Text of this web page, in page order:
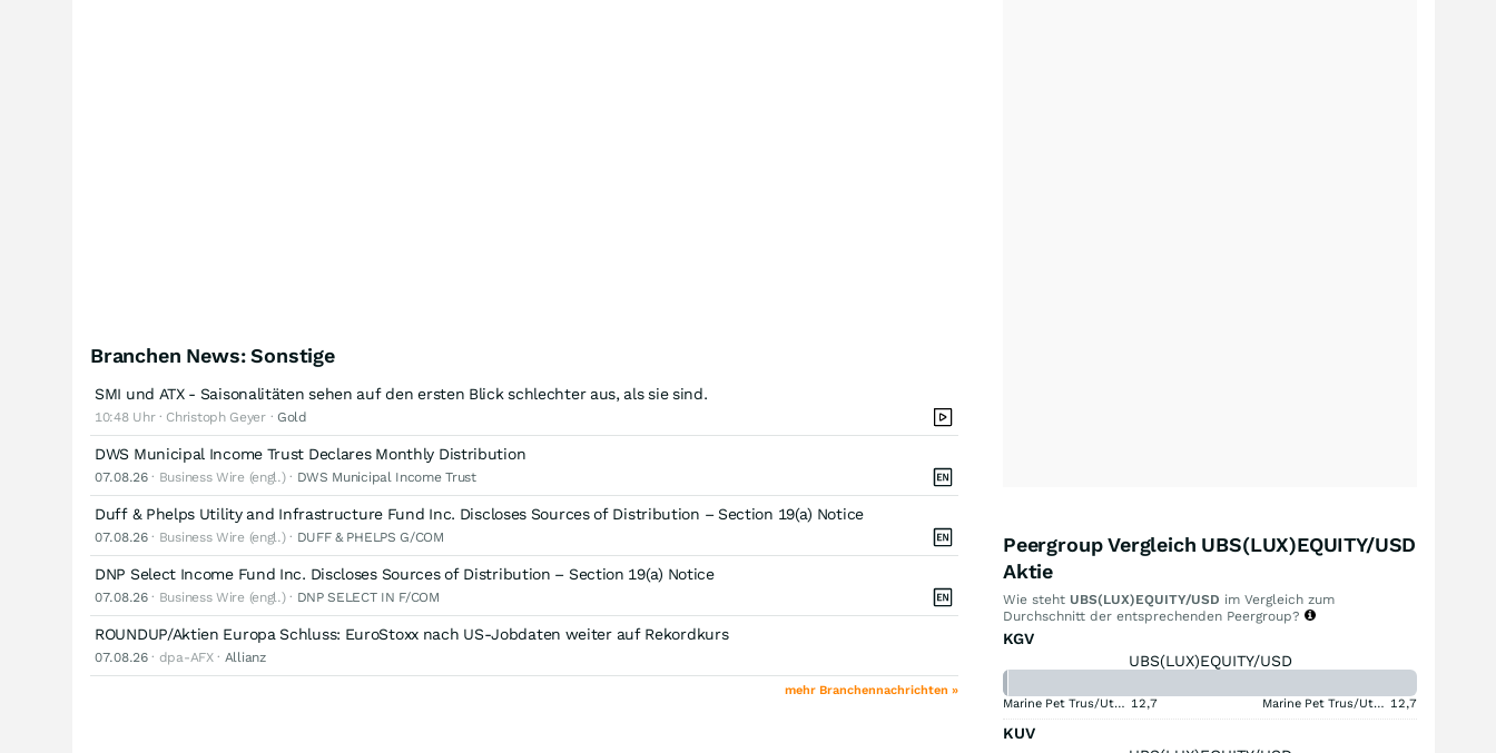
Branchen News: Sonstige
SMI und ATX - Saisonalitäten sehen auf den ersten Blick schlechter aus, als sie sind.
10:48 Uhr · Christoph Geyer · Gold
DWS Municipal Income Trust Declares Monthly Distribution
07.08.26· Business Wire (engl.) · DWS Municipal Income Trust
Duff & Phelps Utility and Infrastructure Fund Inc. Discloses Sources of Distribution – Section 19(a) Notice
07.08.26· Business Wire (engl.) · DUFF & PHELPS G/COM
DNP Select Income Fund Inc. Discloses Sources of Distribution – Section 19(a) Notice
07.08.26· Business Wire (engl.) · DNP SELECT IN F/COM
ROUNDUP/Aktien Europa Schluss: EuroStoxx nach US-Jobdaten weiter auf Rekordkurs
07.08.26· dpa-AFX · Allianz
mehr Branchennachrichten »
Peergroup Vergleich UBS(LUX)EQUITY/USD
Aktie
Wie steht UBS(LUX)EQUITY/USD im Vergleich zum
Durchschnitt der entsprechenden Peergroup?
KGV
UBS(LUX)EQUITY/USD
Marine Pet Trus/Ut USD 12,7 Marine Pet Trus/Ut USD 12,7
KUV